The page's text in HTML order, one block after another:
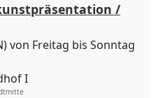
/
von Freitag bis Sonntag
I